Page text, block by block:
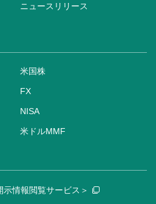
ニュースリリース
米国株
FX
NISA
米ドルMMF
情報閲覧サービス＞